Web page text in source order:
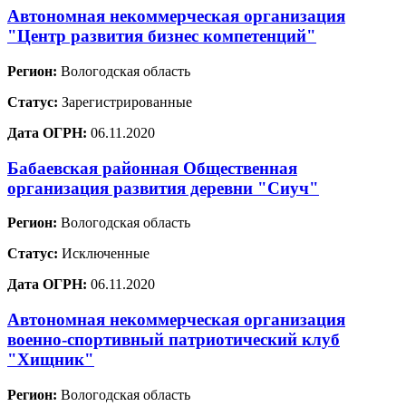
Автономная некоммерческая организация
"Центр развития бизнес компетенций"
Регион: Вологодская область
Статус: Зарегистрированные
Дата ОГРН: 06.11.2020
Бабаевская районная Общественная
организация развития деревни "Сиуч"
Регион: Вологодская область
Статус: Исключенные
Дата ОГРН: 06.11.2020
Автономная некоммерческая организация
военно-спортивный патриотический клуб
"Хищник"
Регион: Вологодская область